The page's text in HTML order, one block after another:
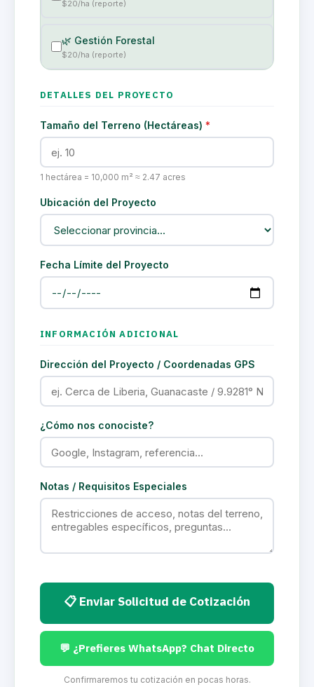
$20/ha (reporte)
🌿 Gestión Forestal
$20/ha (reporte)
DETALLES DEL PROYECTO
Tamaño del Terreno (Hectáreas) *
1 hectárea = 10,000 m² ≈ 2.47 acres
Ubicación del Proyecto
Fecha Límite del Proyecto
INFORMACIÓN ADICIONAL
Dirección del Proyecto / Coordenadas GPS
¿Cómo nos conociste?
Notas / Requisitos Especiales
📋 Enviar Solicitud de Cotización
💬 ¿Prefieres WhatsApp? Chat Directo
Confirmaremos tu cotización en pocas horas.